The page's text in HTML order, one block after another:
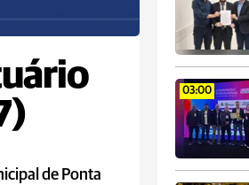
de Ponta
03:00